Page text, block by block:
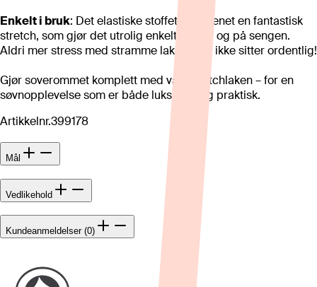
Enkelt i bruk: Det elastiske stoffet gir lakenet en fantastisk
stretch, som gjør det utrolig enkelt å ta av og på sengen.
Aldri mer stress med stramme laken som ikke sitter ordentlig!
Gjør soverommet komplett med vårt stretchlaken – for en
søvnopplevelse som er både luksuriøs og praktisk.
Artikkelnr.399178
Mål
Vedlikehold
Kundeanmeldelser (0)